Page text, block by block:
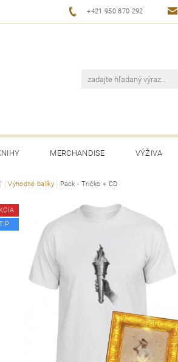
+421 950 870 292
MERCHANDISE VÝŽIVA
Výhodné balíky Pack - Tričko + CD